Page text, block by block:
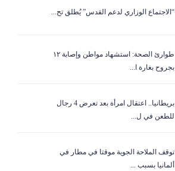
“الاجتماع الوزاري لدعم القدس” يُطلق تح...
طوارئ الصحة: استشهاد مواطن وإصابة ١٢
بجروح بغارة ا...
بريطانيا.. اعتقال امرأة بعد تعرض 4 رجال
للطعن في ل...
توقف الملاحة الجوية موقتا في مطار في
ألمانيا بسبب ...